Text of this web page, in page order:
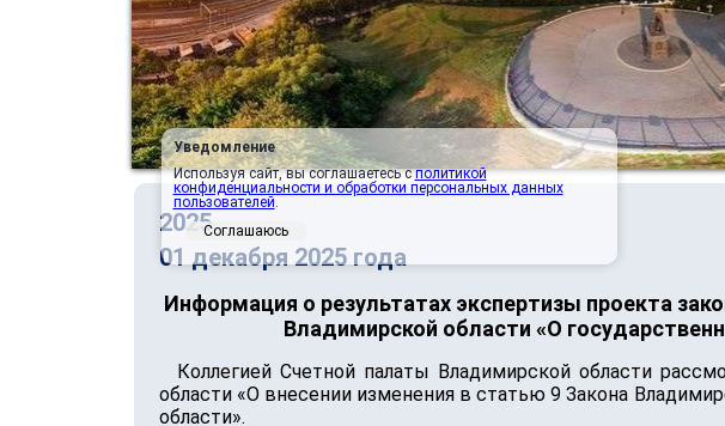
2025
01 декабря 2025 года
Информация о результатах экспертизы проекта
Владимирской области «О
Коллегией Счетной палаты Владимирской области
области «О внесении изменения в статью 9 Закона
области».
Уведомление
Используя сайт, вы соглашаетесь сполитикой
конфиденциальности и обработки персональных данных
пользователей.
Соглашаюсь